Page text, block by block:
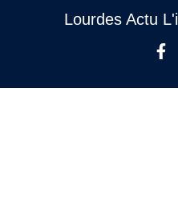
Lourdes Actu